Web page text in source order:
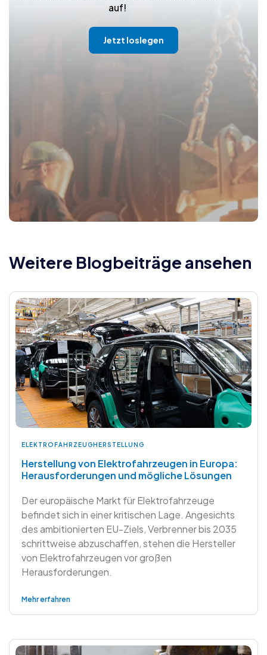
auf!
Jetzt loslegen
Weitere Blogbeiträge ansehen
ELEKTROFAHRZEUGHERSTELLUNG
Herstellung von Elektrofahrzeugen in Europa:
Herausforderungen und mögliche Lösungen
Der europäische Markt für Elektrofahrzeuge
befindet sich in einer kritischen Lage. Angesichts
des ambitionierten EU-Ziels, Verbrenner bis 2035
schrittweise abzuschaffen, stehen die Hersteller
von Elektrofahrzeugen vor großen
Herausforderungen.
Mehr erfahren